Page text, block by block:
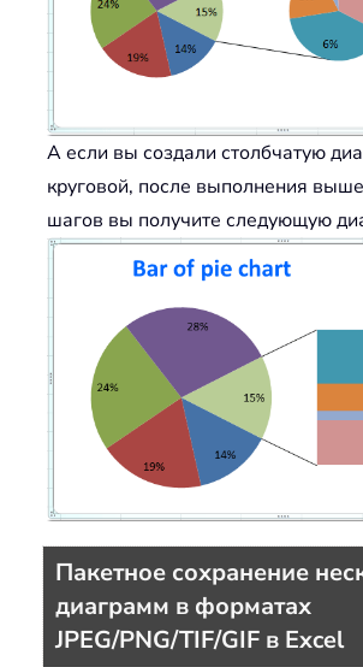
А если вы создали столбчатую
круговой, после выполнения
шагов вы получите следующую
Пакетное сохранение
диаграмм в форматах
JPEG/PNG/TIF/GIF в Excel